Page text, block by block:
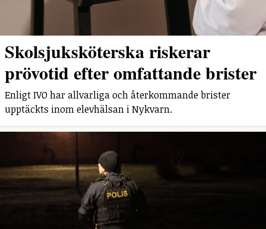
Skolsjuksköterska riskerar
prövotid efter omfattande brister
Enligt IVO har allvarliga och återkommande brister
upptäckts inom elevhälsan i Nykvarn.